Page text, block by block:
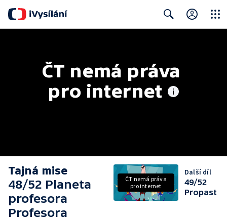
ČT nemá práva
pro internet
Tajná mise
48/52 Planeta
profesora
Profesora
ČT nemá práva
pro internet
Další díl
49/52
Propast